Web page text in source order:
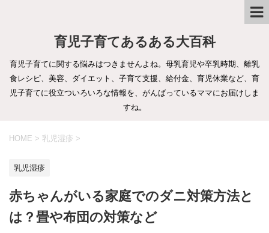
育児子育てあるある大百科
育児子育てに関する悩みはつきませんよね。母乳育児や卒乳時期、離乳
食レシピ、美容、ダイエット、子育て支援、給付金、育児休業など、育
児子育てに役立ついろいろな情報を、がんばっているママにお届けしま
すね。
HOME > 乳児湿疹 >
乳児湿疹
赤ちゃんがいる家庭でのダニ対策方法と
は？畳や布団の対策など